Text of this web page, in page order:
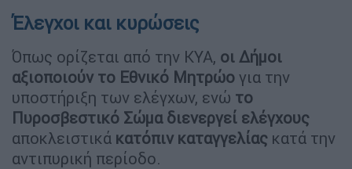
Έλεγχοι και κυρώσεις
Όπως ορίζεται από την ΚΥΑ, οι Δήμοι
αξιοποιούν το Εθνικό Μητρώο για την
υποστήριξη των ελέγχων, ενώ το
Πυροσβεστικό Σώμα διενεργεί ελέγχους
αποκλειστικά κατόπιν καταγγελίας κατά την
αντιπυρική περίοδο.